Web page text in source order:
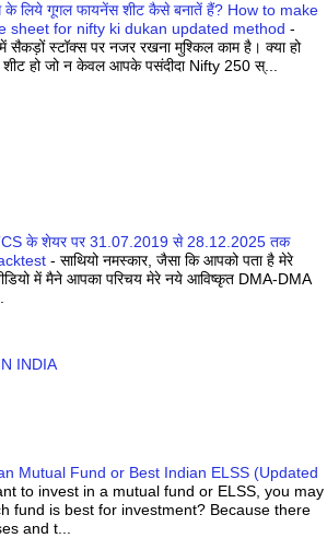
के लिये गूगल फायनेंस शीट कैसे बनातें हैं? How to make
sheet for nifty ki dukan updated method -
में सैकड़ों स्टॉक्स पर नजर रखना मुश्किल काम है। क्या हो
हो जो न केवल आपके पसंदीदा Nifty 250 स्...
के शेयर पर 31.07.2019 से 28.12.2025 तक
- साथियो नमस्कार, जैसा कि आपको पता है मेरे
में मैने आपका परिचय मेरे नये आविष्कृत DMA-DMA
INDIA
Mutual Fund or Best Indian ELSS (Updated
to invest in a mutual fund or ELSS, you may
fund is best for investment? Because there
and t...